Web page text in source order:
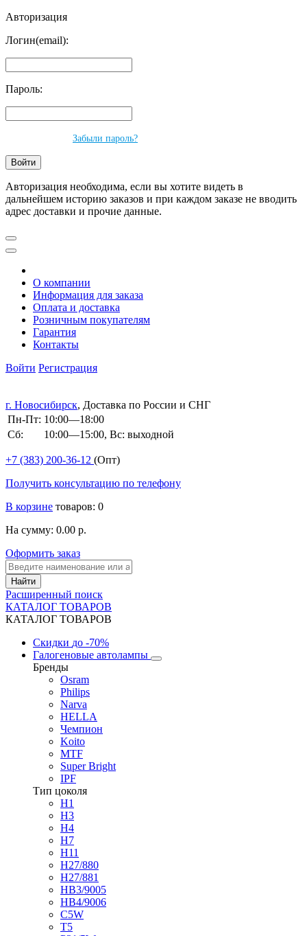
Авторизация
Логин(email):
Пароль:
Забыли пароль?
Авторизация необходима, если вы хотите видеть в
дальнейшем историю заказов и при каждом заказе не вводить
адрес доставки и прочие данные.
О компании
Информация для заказа
Оплата и доставка
Розничным покупателям
Гарантия
Контакты
Войти Регистрация
г. Новосибирск, Доставка по России и СНГ
Пн-Пт: 10:00—18:00
Сб:
10:00—15:00, Вс: выходной
+7 (383) 200-36-12 (Опт)
Получить консультацию по телефону
В корзине товаров: 0
На сумму: 0.00 р.
Оформить заказ
Расширенный поиск
КАТАЛОГ ТОВАРОВ
КАТАЛОГ ТОВАРОВ
Скидки до -70%
Галогеновые автолампы
Бренды
Osram
Philips
Narva
HELLA
Чемпион
Koito
MTF
Super Bright
IPF
Тип цоколя
H1
H3
H4
H7
H11
H27/880
H27/881
HB3/9005
HB4/9006
C5W
T5